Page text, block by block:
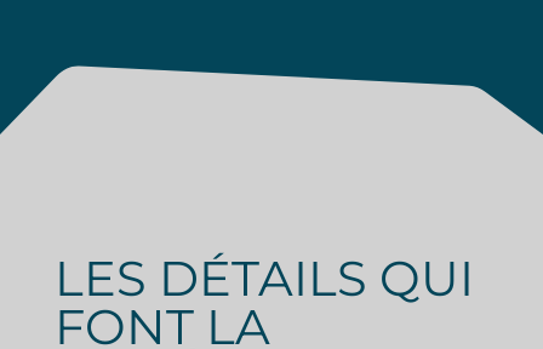
LES DÉTAILS QUI
FONT LA